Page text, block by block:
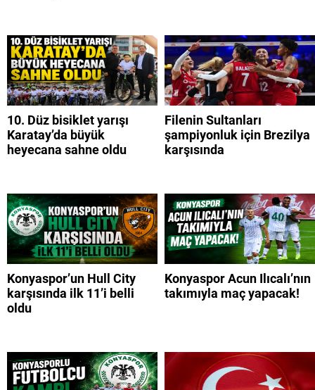
10. Düz bisiklet yarışı
Karatay’da büyük
heyecana sahne oldu
Filenin Sultanları
şampiyonluk için Brezilya
karşısında
Konyaspor’un Hull City
karşısında ilk 11’i belli
oldu
Konyaspor Acun Ilıcalı’nın
takımıyla maç yapacak!